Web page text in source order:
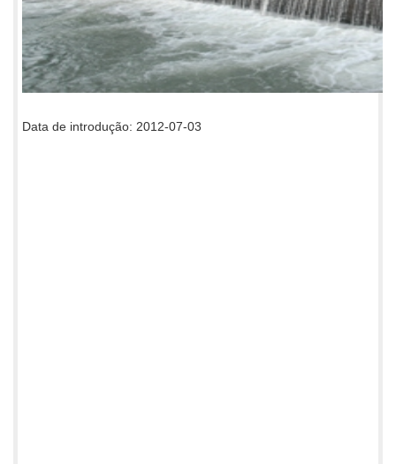
Data de introdução: 2012-07-03